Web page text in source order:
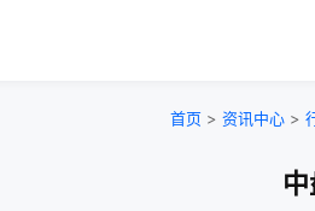
首页 > 资讯中心 >